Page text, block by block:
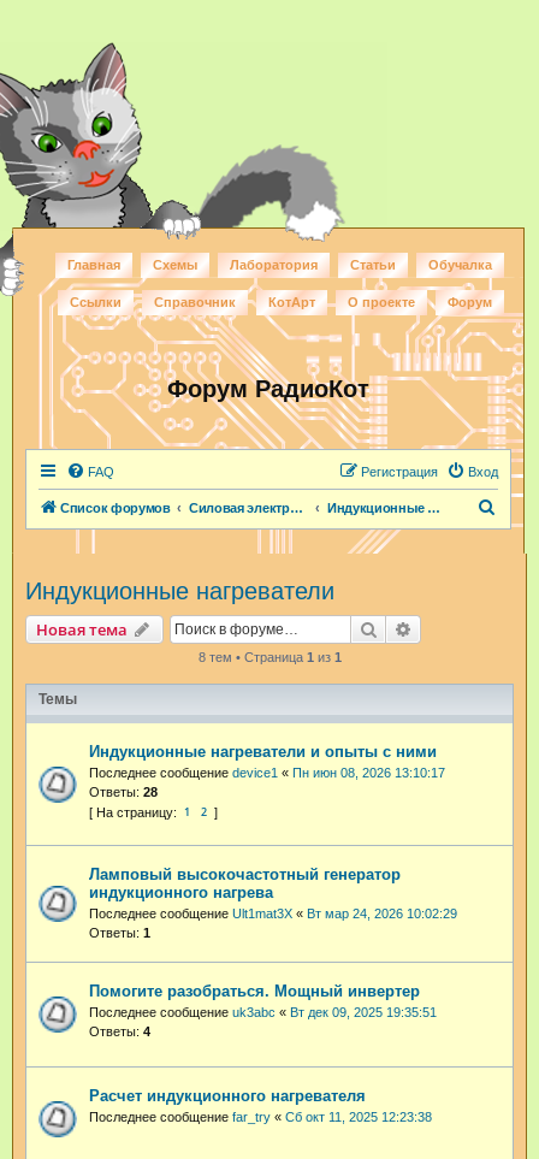
Главная Схемы Лаборатория Статьи Обучалка
Ссылки Справочник КотАрт О проекте Форум
Форум РадиоКот
FAQ Вход
Регистрация
Список форумов Силовая электроника Индукционные нагреватели
Индукционные нагреватели
Новая тема Поиск
8 тем • Страница 1 из 1
Темы
Индукционные нагреватели и опыты с ними
Последнее сообщение device1 « Пн июн 08, 2026 13:10:17
Ответы: 28
1 2
Ламповый высокочастотный генератор
индукционного нагрева
Последнее сообщение Ult1mat3X « Вт мар 24, 2026 10:02:29
Ответы: 1
Помогите разобраться. Мощный инвертер
Последнее сообщение uk3abc « Вт дек 09, 2025 19:35:51
Ответы: 4
Расчет индукционного нагревателя
Последнее сообщение far_try « Сб окт 11, 2025 12:23:38